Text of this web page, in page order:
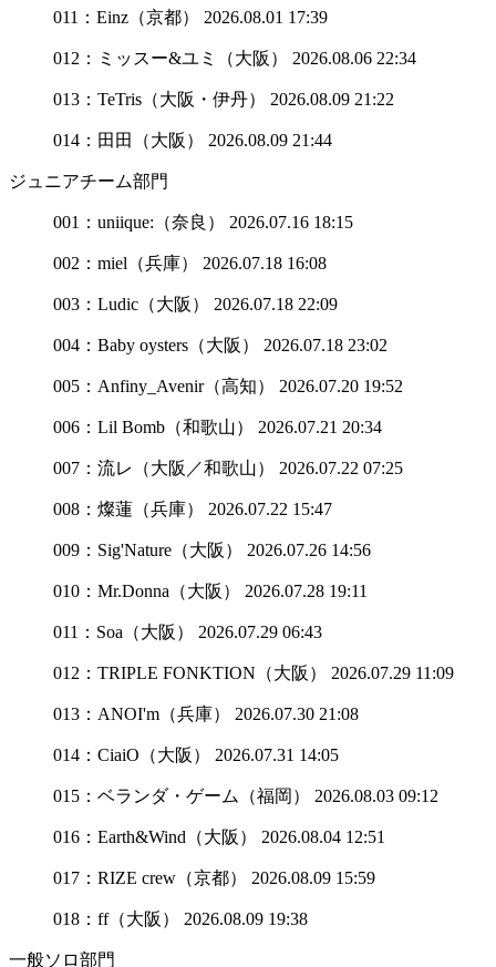
011：Einz（京都） 2026.08.01 17:39
012：ミッスー&ユミ（大阪） 2026.08.06 22:34
013：TeTris（大阪・伊丹） 2026.08.09 21:22
014：田田（大阪） 2026.08.09 21:44
ジュニアチーム部門
001：uniique:（奈良） 2026.07.16 18:15
002：miel（兵庫） 2026.07.18 16:08
003：Ludic（大阪） 2026.07.18 22:09
004：Baby oysters（大阪） 2026.07.18 23:02
005：Anfiny_Avenir（高知） 2026.07.20 19:52
006：Lil Bomb（和歌山） 2026.07.21 20:34
007：流レ（大阪／和歌山） 2026.07.22 07:25
008：燦蓮（兵庫） 2026.07.22 15:47
009：Sig'Nature（大阪） 2026.07.26 14:56
010：Mr.Donna（大阪） 2026.07.28 19:11
011：Soa（大阪） 2026.07.29 06:43
012：TRIPLE FONKTION（大阪） 2026.07.29 11:09
013：ANOI'm（兵庫） 2026.07.30 21:08
014：CiaiO（大阪） 2026.07.31 14:05
015：ベランダ・ゲーム（福岡） 2026.08.03 09:12
016：Earth&Wind（大阪） 2026.08.04 12:51
017：RIZE crew（京都） 2026.08.09 15:59
018：ff（大阪） 2026.08.09 19:38
一般ソロ部門